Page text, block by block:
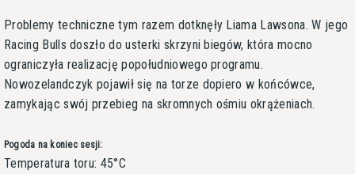
Problemy techniczne tym razem dotknęły Liama Lawsona. W jego
Racing Bulls doszło do usterki skrzyni biegów, która mocno
ograniczyła realizację popołudniowego programu.
Nowozelandczyk pojawił się na torze dopiero w końcówce,
zamykając swój przebieg na skromnych ośmiu okrążeniach.
Pogoda na koniec sesji:
Temperatura toru: 45°C